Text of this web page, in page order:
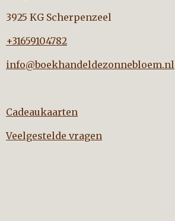
3925 KG Scherpenzeel
+31659104782
info@boekhandeldezonnebloem.nl
Cadeaukaarten
Veelgestelde vragen